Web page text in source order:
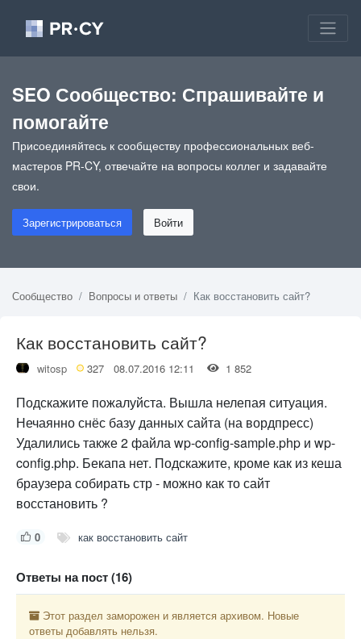
SEO Сообщество: Спрашивайте и
помогайте
Присоединяйтесь к сообществу профессиональных веб-
мастеров PR-CY, отвечайте на вопросы коллег и задавайте
свои.
Зарегистрироваться Войти
Сообщество Вопросы и ответы Как восстановить сайт?
Как восстановить сайт?
witosp 327 08.07.2016 12:11 1 852
Подскажите пожалуйста. Вышла нелепая ситуация.
Нечаянно снёс базу данных сайта (на вордпресс)
Удалились также 2 файла wp-config-sample.php и wp-
config.php. Бекапа нет. Подскажите, кроме как из кеша
браузера собирать стр - можно как то сайт
восстановить ?
0 как восстановить сайт
Ответы на пост (16)
Этот раздел заморожен и является архивом. Новые
ответы добавлять нельзя.